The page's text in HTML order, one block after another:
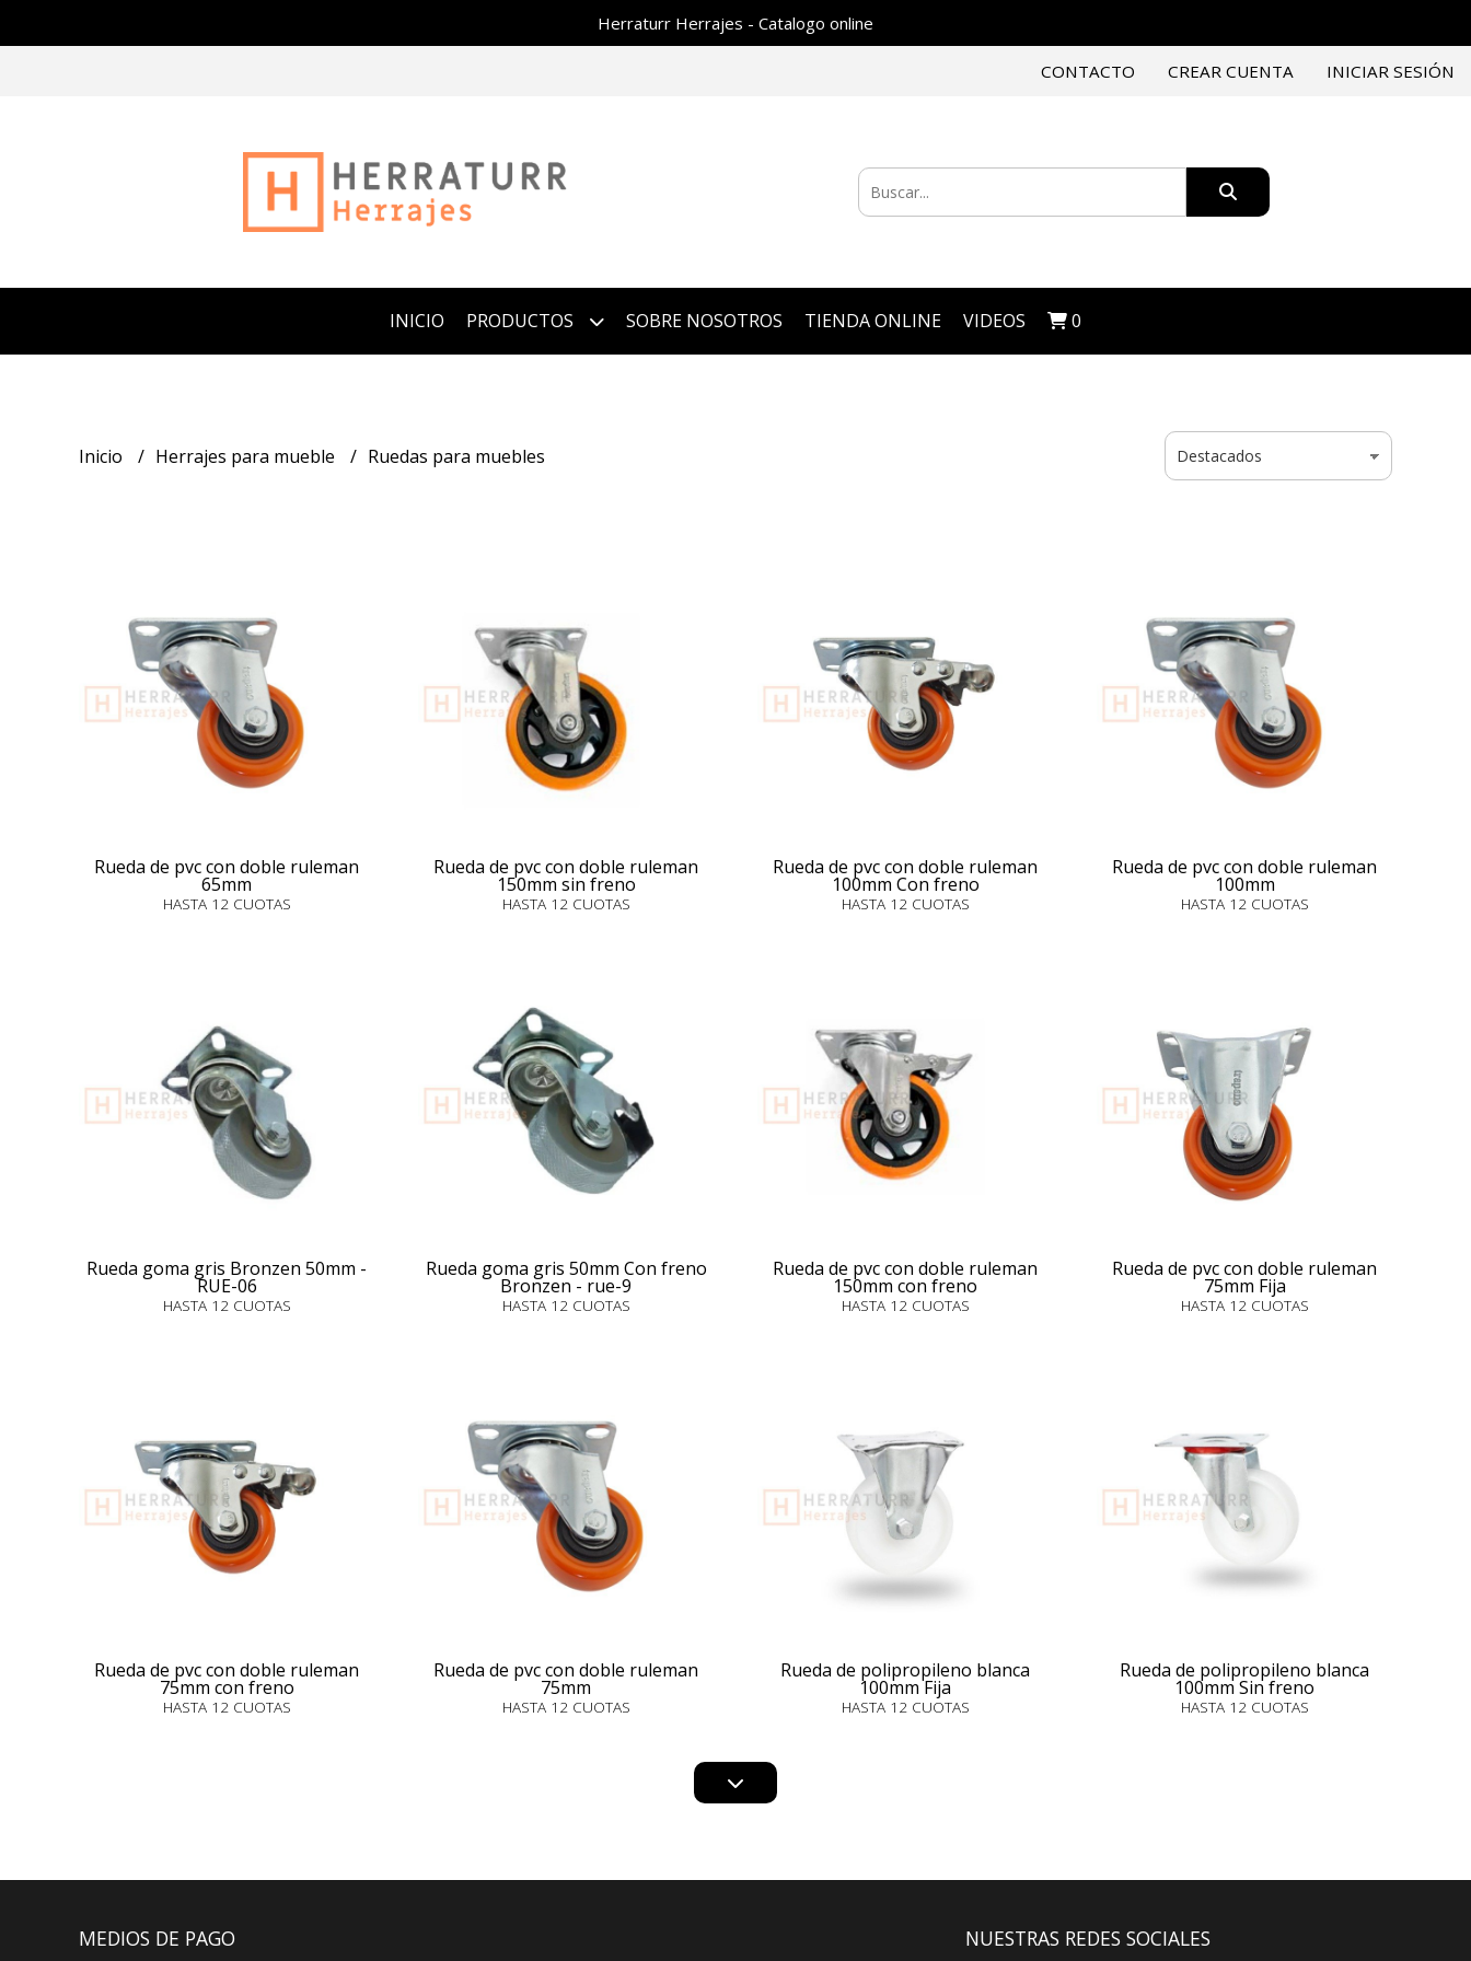
Herraturr Herrajes - Catalogo online
CONTACTO CREAR CUENTA INICIAR SESIÓN
INICIO PRODUCTOS SOBRE NOSOTROS TIENDA ONLINE VIDEOS 0
Inicio Herrajes para mueble Ruedas para muebles
Rueda de pvc con doble ruleman
65mm
HASTA 12 CUOTAS
Rueda de pvc con doble ruleman
150mm sin freno
HASTA 12 CUOTAS
Rueda de pvc con doble ruleman
100mm Con freno
HASTA 12 CUOTAS
Rueda de pvc con doble ruleman
100mm
HASTA 12 CUOTAS
Rueda goma gris Bronzen 50mm -
RUE-06
HASTA 12 CUOTAS
Rueda goma gris 50mm Con freno
Bronzen - rue-9
HASTA 12 CUOTAS
Rueda de pvc con doble ruleman
150mm con freno
HASTA 12 CUOTAS
Rueda de pvc con doble ruleman
75mm Fija
HASTA 12 CUOTAS
Rueda de pvc con doble ruleman
75mm con freno
HASTA 12 CUOTAS
Rueda de pvc con doble ruleman
75mm
HASTA 12 CUOTAS
Rueda de polipropileno blanca
100mm Fija
HASTA 12 CUOTAS
Rueda de polipropileno blanca
100mm Sin freno
HASTA 12 CUOTAS
MEDIOS DE PAGO NUESTRAS REDES SOCIALES